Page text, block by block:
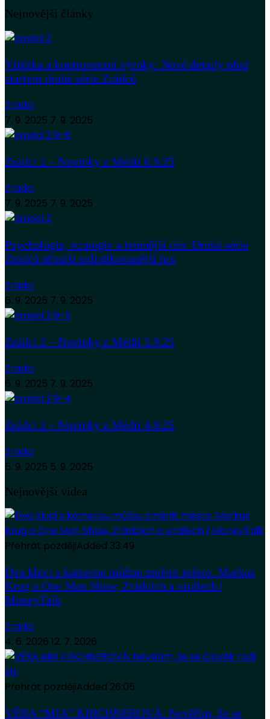
Nejnovější články
Vítězka a kontroverzní výroky: Nové detaily před
startem druhé série Zrádců
Zradci
7. 9. 2025 7. 9. 2025
Zrádci 2 – Novinky z Médií 6.9.25
Zradci
7. 9. 2025 7. 9. 2025
Psychologie, strategie a temnější tón: Druhá série
Zrádců přináší sofistikovanější hru
Zradci
6. 9. 2025 7. 9. 2025
Zrádci 2 – Novinky z Médií 5.9.25
Zradci
6. 9. 2025 7. 9. 2025
Zrádci 2 – Novinky z Médií 4.9.25
Zradci
5. 9. 2025 5. 9. 2025
Nejnovější videa
Přehrát pozdějiAdded 33:49
Dva kluci s kamerou můžou změnit město. Markus
Krug o One Man Show, Zrádcích a virálech |
MoneyTalk
Zradci
4. 6. 2026 12. 7. 2026
Přehrát pozdějiAdded 26:05
VĚRA “MIA” KIRCHNEROVÁ: Nevěřím, že se